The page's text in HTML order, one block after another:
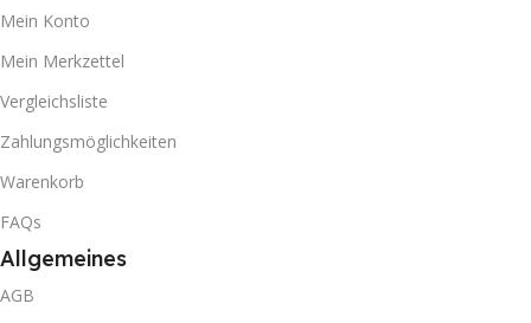
Mein Konto
Mein Merkzettel
Vergleichsliste
Zahlungsmöglichkeiten
Warenkorb
FAQs
Allgemeines
AGB